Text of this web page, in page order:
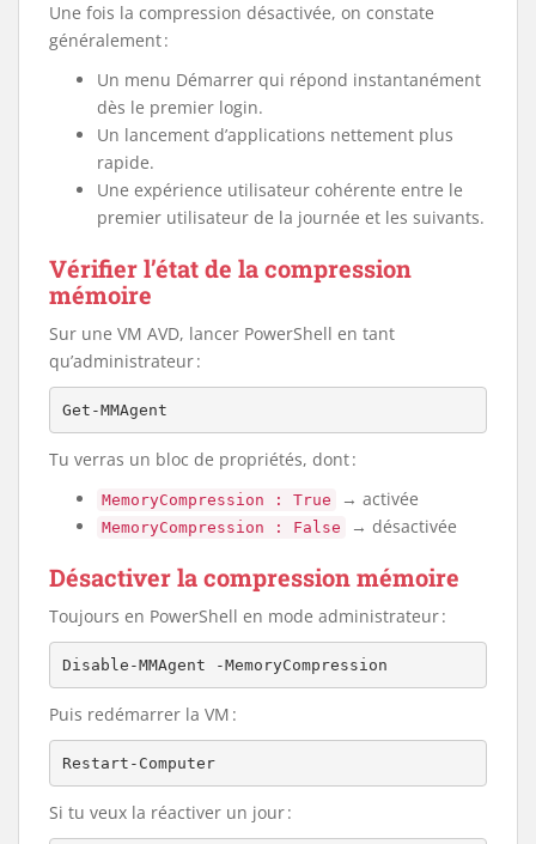
Une fois la compression désactivée, on constate
généralement :
Un menu Démarrer qui répond instantanément
dès le premier login.
Un lancement d’applications nettement plus
rapide.
Une expérience utilisateur cohérente entre le
premier utilisateur de la journée et les suivants.
Vérifier l’état de la compression
mémoire
Sur une VM AVD, lancer PowerShell en tant
qu’administrateur :
Get-MMAgent
Tu verras un bloc de propriétés, dont :
MemoryCompression : True → activée
MemoryCompression : False → désactivée
Désactiver la compression mémoire
Toujours en PowerShell en mode administrateur :
Disable-MMAgent -MemoryCompression
Puis redémarrer la VM :
Restart-Computer
Si tu veux la réactiver un jour :